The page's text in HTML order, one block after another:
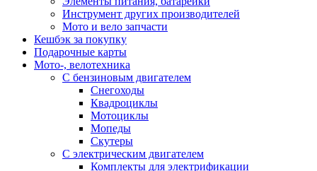
Инструмент других производителей
Мото и вело запчасти
Кешбэк за покупку
Подарочные карты
Мото-, велотехника
С бензиновым двигателем
Снегоходы
Квадроциклы
Мотоциклы
Мопеды
Скутеры
С электрическим двигателем
Комплекты для электрификации